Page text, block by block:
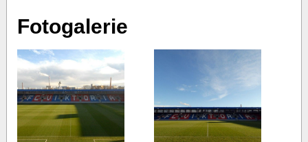
Fotogalerie